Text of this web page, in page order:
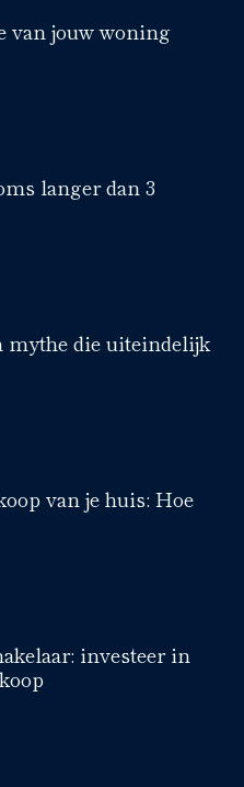
van jouw woning
langer dan 3
mythe die uiteindelijk
van je huis: Hoe
investeer in